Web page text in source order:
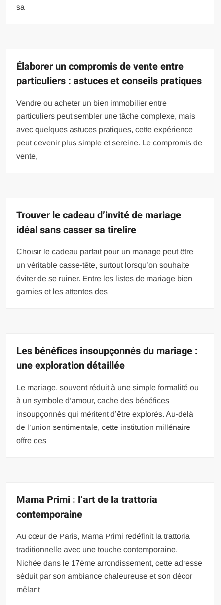
sa
Élaborer un compromis de vente entre
particuliers : astuces et conseils pratiques
Vendre ou acheter un bien immobilier entre
particuliers peut sembler une tâche complexe, mais
avec quelques astuces pratiques, cette expérience
peut devenir plus simple et sereine. Le compromis de
vente,
Trouver le cadeau d’invité de mariage
idéal sans casser sa tirelire
Choisir le cadeau parfait pour un mariage peut être
un véritable casse-tête, surtout lorsqu’on souhaite
éviter de se ruiner. Entre les listes de mariage bien
garnies et les attentes des
Les bénéfices insoupçonnés du mariage :
une exploration détaillée
Le mariage, souvent réduit à une simple formalité ou
à un symbole d’amour, cache des bénéfices
insoupçonnés qui méritent d’être explorés. Au-delà
de l’union sentimentale, cette institution millénaire
offre des
Mama Primi : l’art de la trattoria
contemporaine
Au cœur de Paris, Mama Primi redéfinit la trattoria
traditionnelle avec une touche contemporaine.
Nichée dans le 17ème arrondissement, cette adresse
séduit par son ambiance chaleureuse et son décor
mêlant